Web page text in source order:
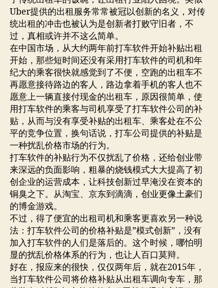
Uber提供的出租服务常常被冠以创新的名义，对传
统出租的冲击也被认为是创新者打败守旧者，不
过，真相或许并不这么简单。
在中国市场，从大约两年前打车软件开始补贴出租
开始，那些短时间还没有采用打车软件的司机和年
纪大的乘客很快就感觉到了不便，空跑的出租车不
再愿意接待路边的客人，路边拿着手机的客人也不
愿意上一辆直接付现金的出租车，原因很简单，使
用打车软件的乘客与司机享受了打车软件公司的补
贴，从而与没有享受补贴的出租车、乘客处在不公
平的竞争位置，换句话说，打车公司提供的补贴是
一种扰乱价格市场的行为。
打车软件的补贴行为不仅扰乱了价格，还给创业带
来深远的负面影响，粗暴的烧钱模式大大提高了初
创企业的运营成本，让科技创新过早淹没在资本的
铜臭之下。从淘宝、京东到滴滴，创业更像土豪们
的博金游戏。
不过，得了便宜的出租司机和乘客更喜欢另一种说
法：打车软件公司的价格补贴是”模式创新”，没有
加入打车软件的人们是落后的。这个时候，哪怕明
显的扰乱价格体系的行为，也让人百口莫辩。
好在，报应来的很快，仅仅两年后，就在2015年，
当打车软件公司将价格补贴从出租车调向专车，那